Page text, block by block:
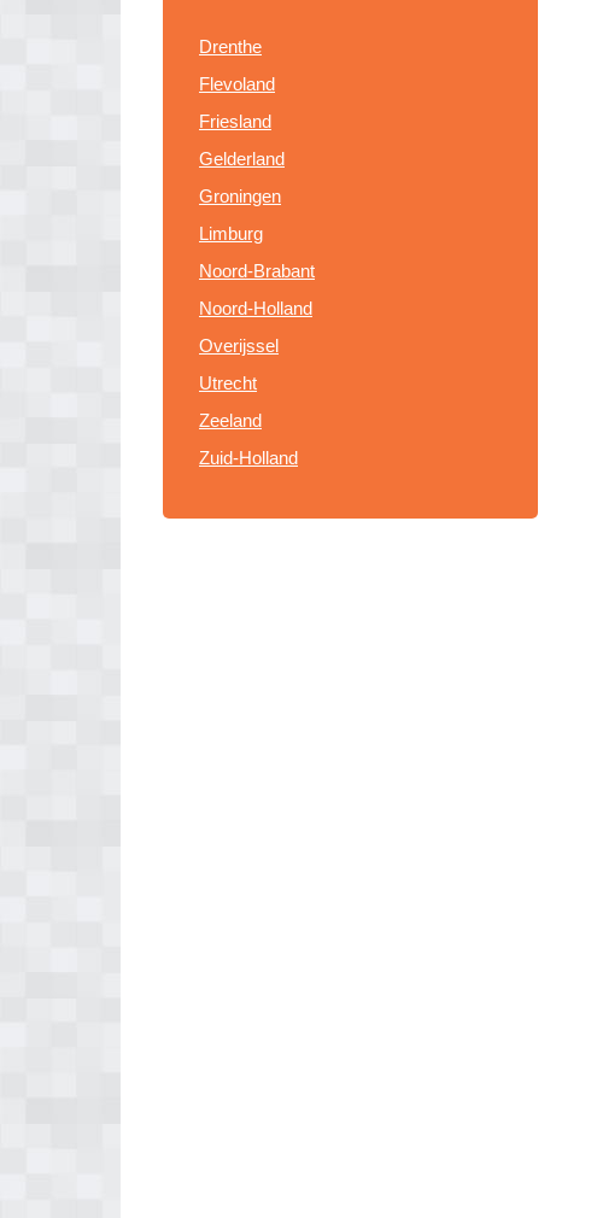
Drenthe
Flevoland
Friesland
Gelderland
Groningen
Limburg
Noord-Brabant
Noord-Holland
Overijssel
Utrecht
Zeeland
Zuid-Holland